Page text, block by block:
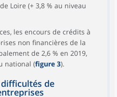
Loire (+ 3,8 % au niveau
les encours de crédits à
non financières de la
de 2,6 % en 2019,
national (figure 3).
de